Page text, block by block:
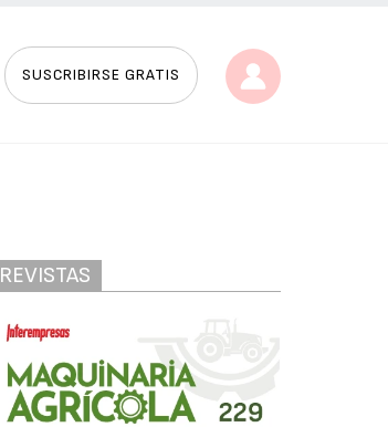
SUSCRIBIRSE GRATIS
REVISTAS